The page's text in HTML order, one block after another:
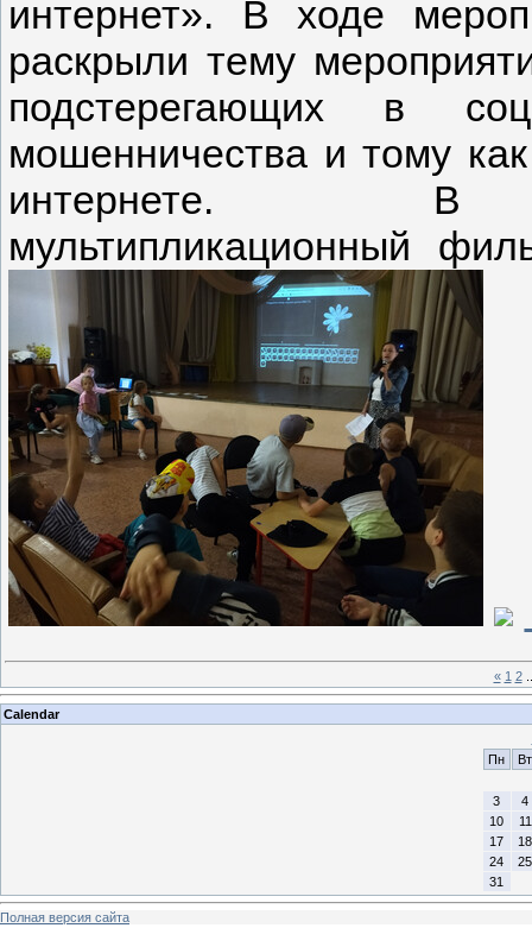
интернет». В ходе
раскрыли тему
подстерегающих в
мошенничества и тому
интернете. В
мультипликационный
« 1 2
Calendar
Пн
Вт
3
4
10
11
17
18
24
25
31
Полная версия сайта